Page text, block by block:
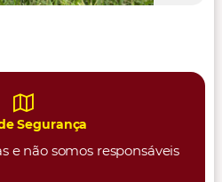
Segurança
e não somos responsáveis